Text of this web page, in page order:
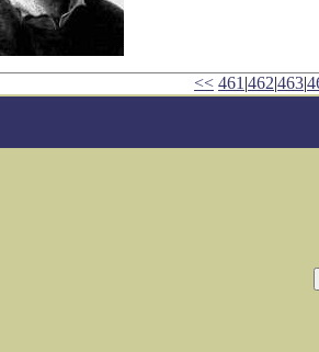
<< 461 |462|463|